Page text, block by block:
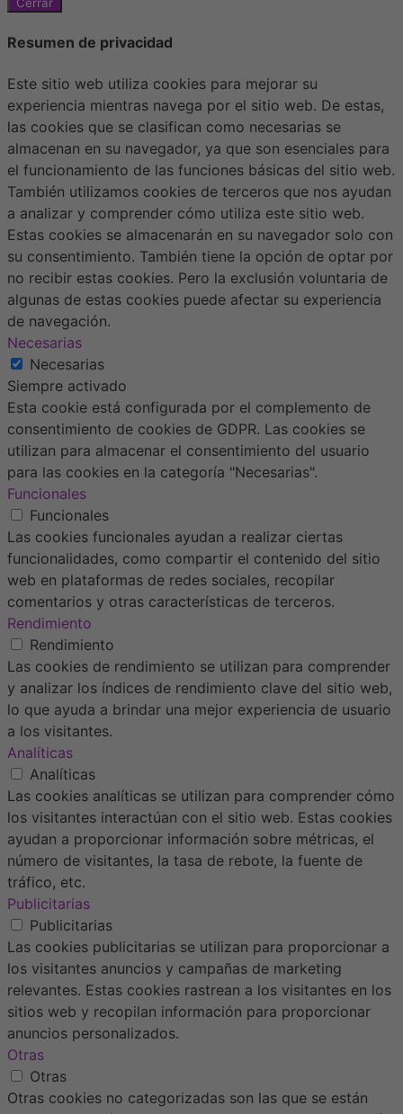
Resumen de privacidad
Este sitio web utiliza cookies para mejorar su
experiencia mientras navega por el sitio web. De estas,
las cookies que se clasifican como necesarias se
almacenan en su navegador, ya que son esenciales para
el funcionamiento de las funciones básicas del sitio web.
También utilizamos cookies de terceros que nos ayudan
a analizar y comprender cómo utiliza este sitio web.
Estas cookies se almacenarán en su navegador solo con
su consentimiento. También tiene la opción de optar por
no recibir estas cookies. Pero la exclusión voluntaria de
algunas de estas cookies puede afectar su experiencia
de navegación.
Necesarias
Necesarias
Siempre activado
Esta cookie está configurada por el complemento de
consentimiento de cookies de GDPR. Las cookies se
utilizan para almacenar el consentimiento del usuario
para las cookies en la categoría "Necesarias".
Funcionales
Funcionales
Las cookies funcionales ayudan a realizar ciertas
funcionalidades, como compartir el contenido del sitio
web en plataformas de redes sociales, recopilar
comentarios y otras características de terceros.
Rendimiento
Rendimiento
Las cookies de rendimiento se utilizan para comprender
y analizar los índices de rendimiento clave del sitio web,
lo que ayuda a brindar una mejor experiencia de usuario
a los visitantes.
Analíticas
Analíticas
Las cookies analíticas se utilizan para comprender cómo
los visitantes interactúan con el sitio web. Estas cookies
ayudan a proporcionar información sobre métricas, el
número de visitantes, la tasa de rebote, la fuente de
tráfico, etc.
Publicitarias
Publicitarias
Las cookies publicitarias se utilizan para proporcionar a
los visitantes anuncios y campañas de marketing
relevantes. Estas cookies rastrean a los visitantes en los
sitios web y recopilan información para proporcionar
anuncios personalizados.
Otras
Otras
Otras cookies no categorizadas son las que se están